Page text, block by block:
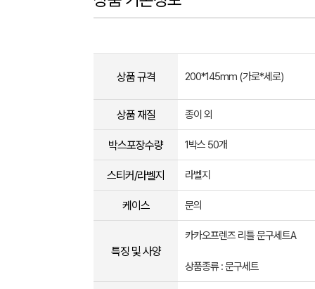
상품 규격 200*145mm (가로*세로)
상품 재질 종이 외
박스포장수량 1박스 50개
스티커/라벨지 라벨지
케이스 문의
특징 및 사양
카카오프렌즈 리틀 문구세트A
상품종류 : 문구세트